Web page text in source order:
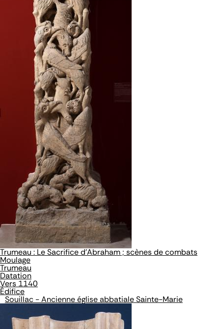
Trumeau : Le Sacrifice d'Abraham ; scènes de combats
Moulage
Trumeau
Datation
Vers 1140
Édifice
Souillac - Ancienne église abbatiale Sainte-Marie